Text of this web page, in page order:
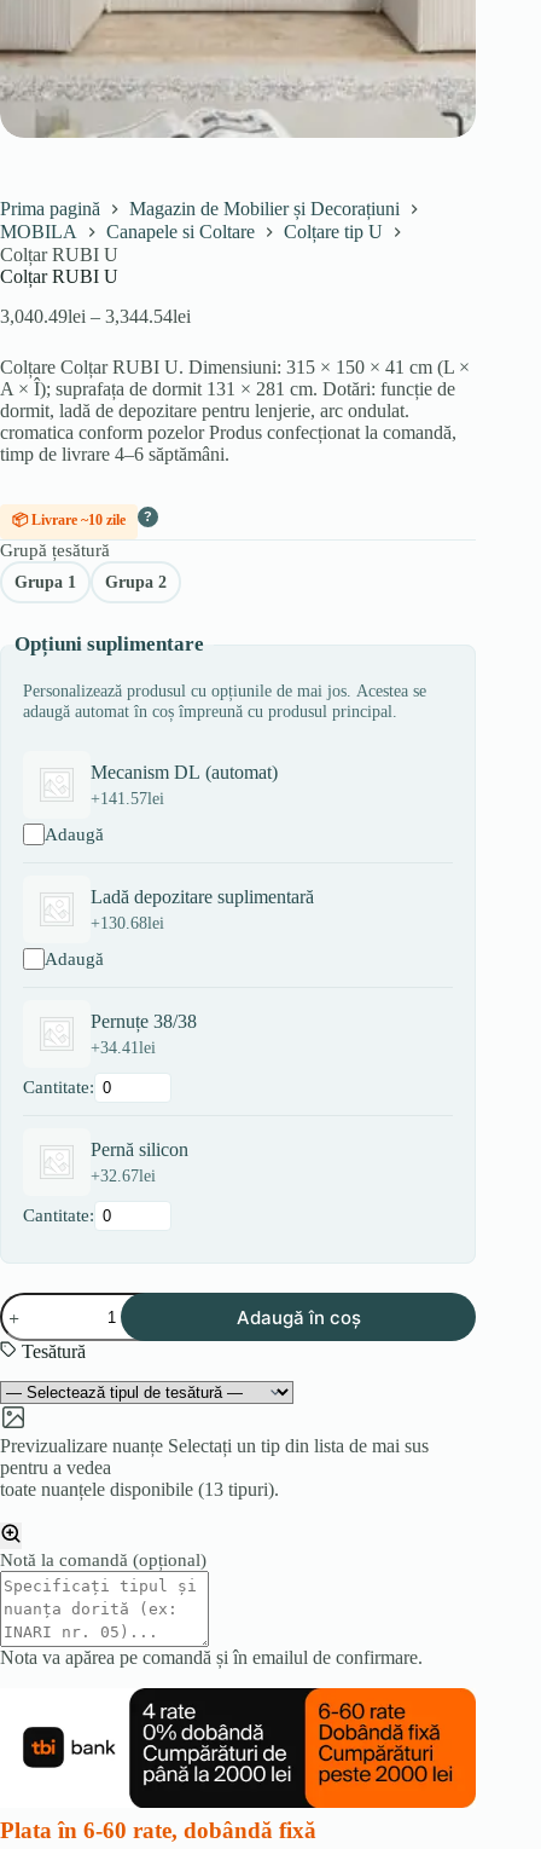
Prima pagină
Magazin de Mobilier și Decorațiuni
MOBILA
Canapele si Coltare
Colțare tip U
Colțar RUBI U
Colțar RUBI U
3,040.49lei – 3,344.54lei
prețuri:
3,040.49lei
până
la
3,344.54lei
Colțare Colțar RUBI U. Dimensiuni: 315 × 150 × 41 cm (L ×
A × Î); suprafața de dormit 131 × 281 cm. Dotări: funcție de
dormit, ladă de depozitare pentru lenjerie, arc ondulat.
cromatica conform pozelor Produs confecționat la comandă,
timp de livrare 4–6 săptămâni.
📦 Livrare ~10 zile ?
Grupă țesătură
Grupa 1 Grupa 2
Opțiuni suplimentare
Personalizează produsul cu opțiunile de mai jos. Acestea se
adaugă automat în coș împreună cu produsul principal.
Mecanism DL (automat)
+141.57lei
Adaugă
Ladă depozitare suplimentară
+130.68lei
Adaugă
Pernuțe 38/38
+34.41lei
Cantitate:
Pernă silicon
+32.67lei
Cantitate:
Cantitate
Colțar
RUBI
U
Adaugă în coș
Tesătură
Previzualizare nuanțe Selectați un tip din lista de mai sus
pentru a vedea
toate nuanțele disponibile (13 tipuri).
Notă la comandă (opțional)
Nota va apărea pe comandă și în emailul de confirmare.
Plata în 6-60 rate, dobândă fixă